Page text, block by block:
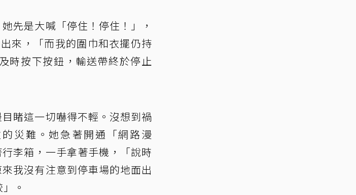
先是大喊「停住！停住！」，
來，「而我的圍巾和衣擺仍持
時按下按鈕，輸送帶終於停止
睹這一切嚇得不輕。沒想到禍
災難。她急著開通「網路漫
李箱，一手拿著手機，「說時
我沒有注意到停車場的地面出
。